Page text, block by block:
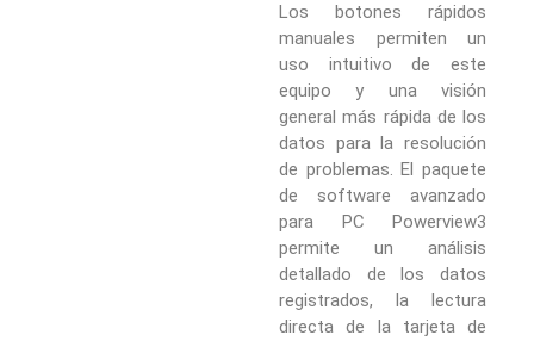
Los botones rápidos
manuales permiten un
uso intuitivo de este
equipo y una visión
general más rápida de los
datos para la resolución
de problemas. El paquete
de software avanzado
para PC Powerview3
permite un análisis
detallado de los datos
registrados, la lectura
directa de la tarjeta de